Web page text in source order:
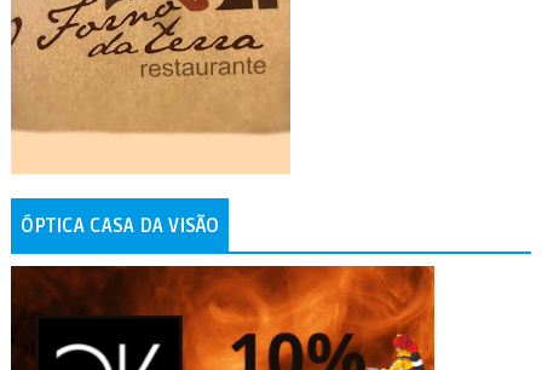
ÓPTICA CASA DA VISÃO